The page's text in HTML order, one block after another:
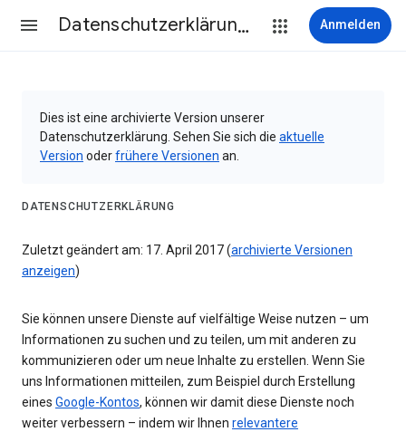
Datenschutzerklärung & Nutzungsbedingungen Anmelden
Dies ist eine archivierte Version unserer
Datenschutzerklärung. Sehen Sie sich die aktuelle
Version oderfrühere Versionen an.
DATENSCHUTZERKLÄRUNG
Zuletzt geändert am: 17. April 2017 (archivierte Versionen
anzeigen)
Sie können unsere Dienste auf vielfältige Weise nutzen – um
Informationen zu suchen und zu teilen, um mit anderen zu
kommunizieren oder um neue Inhalte zu erstellen. Wenn Sie
uns Informationen mitteilen, zum Beispiel durch Erstellung
eines Google-Kontos, können wir damit diese Dienste noch
weiter verbessern – indem wir Ihnen relevantere